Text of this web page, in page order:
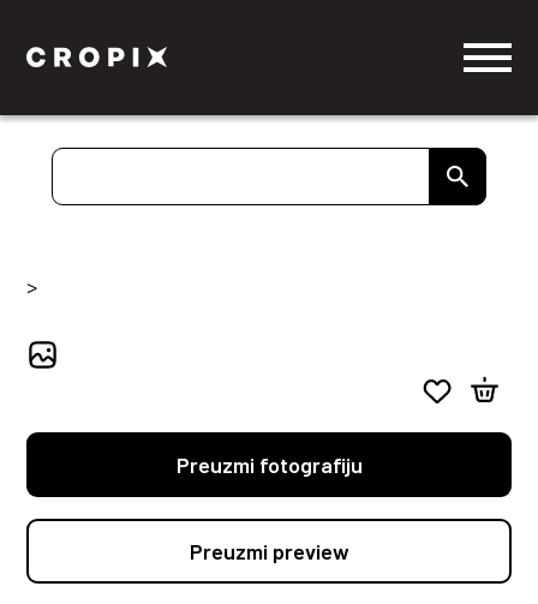
>
Preuzmi fotografiju
Preuzmi preview